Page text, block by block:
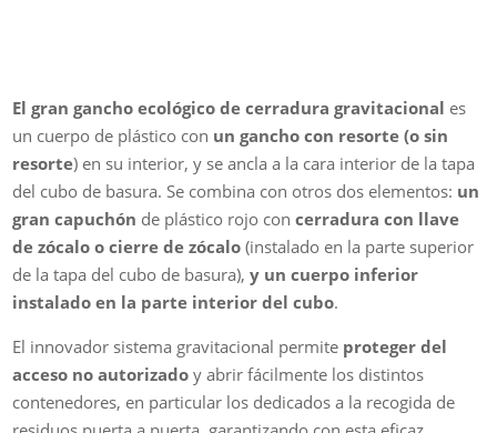
El gran gancho ecológico de cerradura gravitacional es
un cuerpo de plástico con un gancho con resorte (o sin
resorte) en su interior, y se ancla a la cara interior de la tapa
del cubo de basura. Se combina con otros dos elementos: un
gran capuchón de plástico rojo con cerradura con llave
de zócalo o cierre de zócalo (instalado en la parte superior
de la tapa del cubo de basura), y un cuerpo inferior
instalado en la parte interior del cubo.
El innovador sistema gravitacional permite proteger del
acceso no autorizado y abrir fácilmente los distintos
contenedores, en particular los dedicados a la recogida de